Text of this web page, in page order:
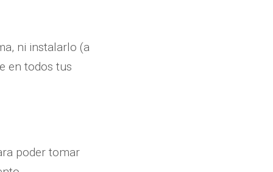
ni instalarlo (a
en todos tus
poder tomar